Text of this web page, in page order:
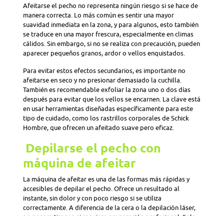
Afeitarse el pecho no representa ningún riesgo si se hace de
manera correcta. Lo más común es sentir una mayor
suavidad inmediata en la zona, y para algunos, esto también
se traduce en una mayor frescura, especialmente en climas
cálidos. Sin embargo, si no se realiza con precaución, pueden
aparecer pequeños granos, ardor o vellos enquistados.
Para evitar estos efectos secundarios, es importante no
afeitarse en seco y no presionar demasiado la cuchilla.
También es recomendable exfoliar la zona uno o dos días
después para evitar que los vellos se encarnen. La clave está
en usar herramientas diseñadas específicamente para este
tipo de cuidado, como los rastrillos corporales de Schick
Hombre, que ofrecen un afeitado suave pero eficaz.
Depilarse el pecho con
máquina de afeitar
La máquina de afeitar es una de las formas más rápidas y
accesibles de depilar el pecho. Ofrece un resultado al
instante, sin dolor y con poco riesgo si se utiliza
correctamente. A diferencia de la cera o la depilación láser,